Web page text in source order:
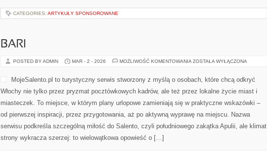
CATEGORIES: ARTYKUŁY SPONSOROWANE
BARI
POSTED BY ADMIN MAR - 2 - 2026 MOŻLIWOŚĆ KOMENTOWANIA BARI
ZOSTAŁA WYŁĄCZONA
MojeSalento.pl to turystyczny serwis stworzony z myślą o osobach, które chcą odkryć
Włochy nie tylko przez pryzmat pocztówkowych kadrów, ale też przez lokalne życie miast i
miasteczek. To miejsce, w którym plany urlopowe zamieniają się w praktyczne wskazówki –
od pierwszej inspiracji, przez przygotowania, aż po aktywną wyprawę na miejscu. Nazwa
serwisu podkreśla szczególną miłość do Salento, czyli południowego zakątka Apulii, ale klimat
strony wykracza szerzej: to wielowątkowa opowieść o […]